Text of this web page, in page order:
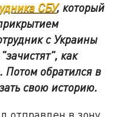
СБУ, который
с Украины
как
обратился в
свою историю.
отправлен в зону